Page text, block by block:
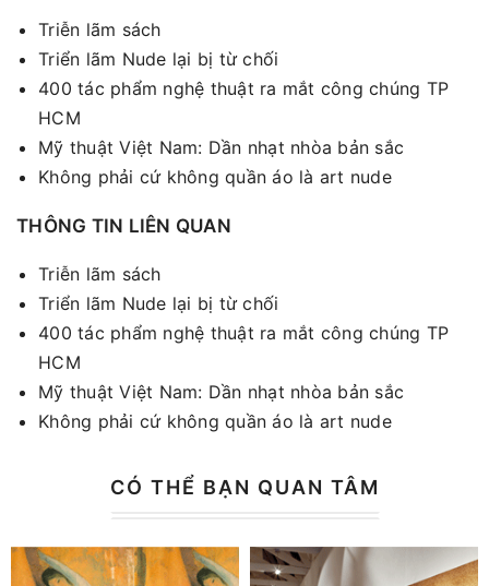
Triễn lãm sách
Triển lãm Nude lại bị từ chối
400 tác phẩm nghệ thuật ra mắt công chúng TP
HCM
Mỹ thuật Việt Nam: Dần nhạt nhòa bản sắc
Không phải cứ không quần áo là art nude
THÔNG TIN LIÊN QUAN
Triễn lãm sách
Triển lãm Nude lại bị từ chối
400 tác phẩm nghệ thuật ra mắt công chúng TP
HCM
Mỹ thuật Việt Nam: Dần nhạt nhòa bản sắc
Không phải cứ không quần áo là art nude
CÓ THỂ BẠN QUAN TÂM